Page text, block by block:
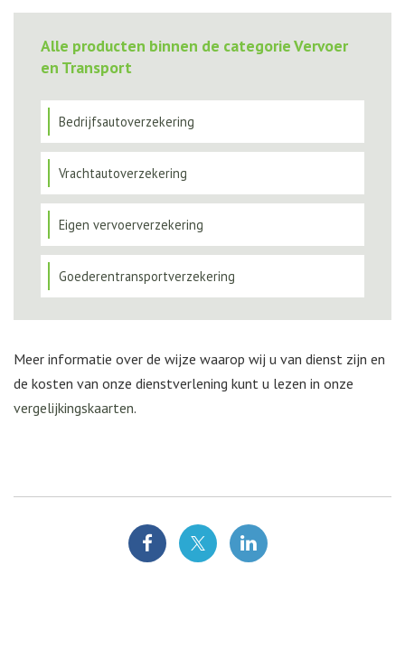
Alle producten binnen de categorie Vervoer
en Transport
Bedrijfsautoverzekering
Vrachtautoverzekering
Eigen vervoerverzekering
Goederentransportverzekering
Meer informatie over de wijze waarop wij u van dienst zijn en
de kosten van onze dienstverlening kunt u lezen in onze
vergelijkingskaarten.